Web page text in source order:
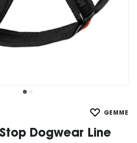
GEMME
Dogwear Line